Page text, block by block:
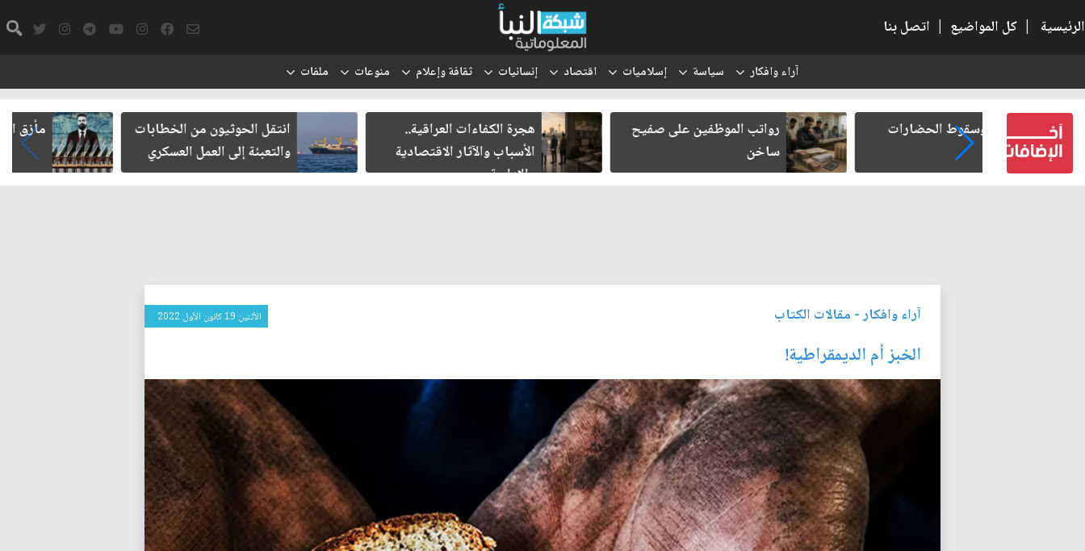
الرئيسية | كل المواضيع | اتصل بنا
آراء وافكار سياسة إسلاميات اقتصاد إنسانيات ثقافة وإعلام منوعات ملفات
الحضارات
رواتب الموظفين على صفيح
هجرة الكفاءات العراقية..
الأسباب والآثار الاقتصادية
والإدارية
انتقل الحوثيون من الخطابات
والتعبئة إلى العمل العسكري
مأزق الزيدي مع الميليشيات
آراء وافكار- مقالات الكتاب الأثنين 19 كانون الأول 2022
الخبز أم الديمقراطية!